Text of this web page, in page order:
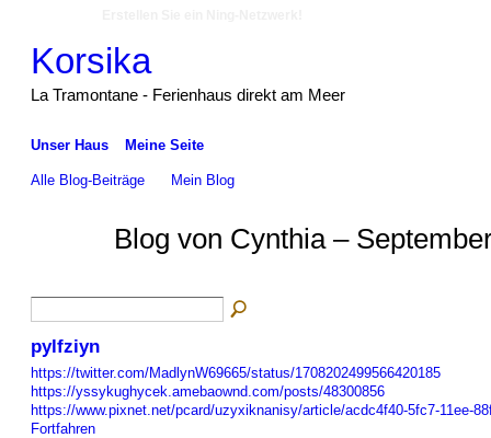
Korsika
La Tramontane - Ferienhaus direkt am Meer
Unser Haus Meine Seite
Alle Blog-Beiträge Mein Blog
Blog von Cynthia –
pylfziyn
https://twitter.com/MadlynW69665/status/1708202499566420185
https://yssykughycek.amebaownd.com/posts/48300856
https://www.pixnet.net/pcard/uzyxiknanisy/article/acdc4f40-5fc7-11ee-
Fortfahren